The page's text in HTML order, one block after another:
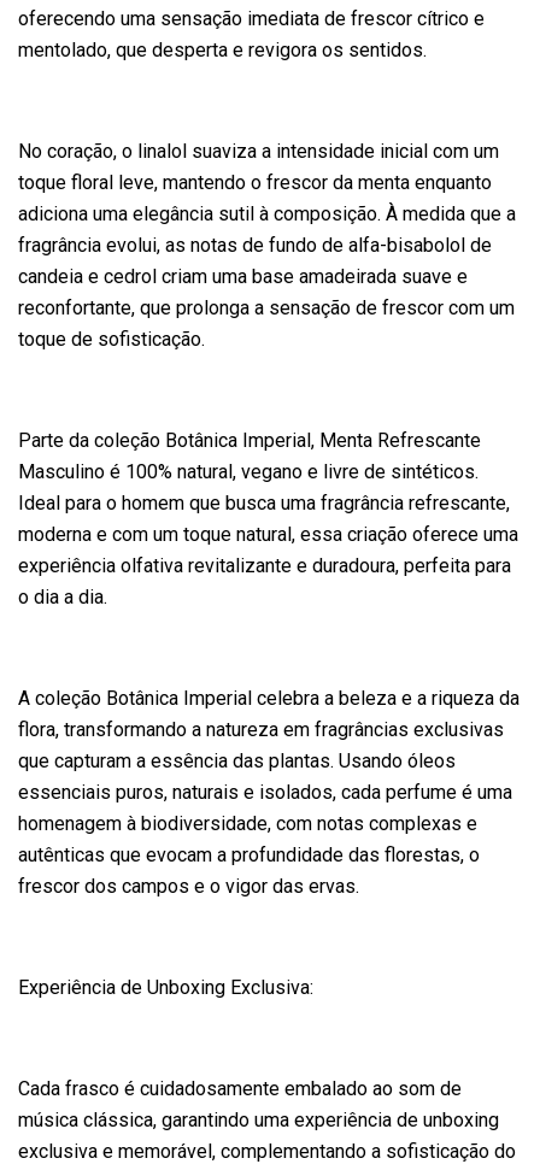
oferecendo uma sensação imediata de frescor cítrico e
mentolado, que desperta e revigora os sentidos.
No coração, o linalol suaviza a intensidade inicial com um
toque floral leve, mantendo o frescor da menta enquanto
adiciona uma elegância sutil à composição. À medida que a
fragrância evolui, as notas de fundo de alfa-bisabolol de
candeia e cedrol criam uma base amadeirada suave e
reconfortante, que prolonga a sensação de frescor com um
toque de sofisticação.
Parte da coleção Botânica Imperial, Menta Refrescante
Masculino é 100% natural, vegano e livre de sintéticos.
Ideal para o homem que busca uma fragrância refrescante,
moderna e com um toque natural, essa criação oferece uma
experiência olfativa revitalizante e duradoura, perfeita para
o dia a dia.
A coleção Botânica Imperial celebra a beleza e a riqueza da
flora, transformando a natureza em fragrâncias exclusivas
que capturam a essência das plantas. Usando óleos
essenciais puros, naturais e isolados, cada perfume é uma
homenagem à biodiversidade, com notas complexas e
autênticas que evocam a profundidade das florestas, o
frescor dos campos e o vigor das ervas.
Experiência de Unboxing Exclusiva:
Cada frasco é cuidadosamente embalado ao som de
música clássica, garantindo uma experiência de unboxing
exclusiva e memorável, complementando a sofisticação do